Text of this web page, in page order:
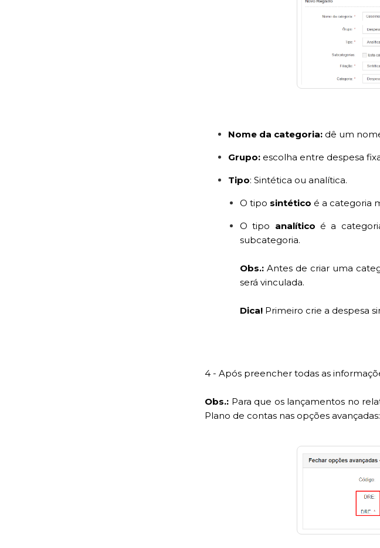
Nome da categoria: dê um
Grupo: escolha entre despesa
Tipo: Sintética ou analítica.
O tipo sintético é a categoria
O tipo analítico é a
subcategoria.
Obs.: Antes de criar uma
será vinculada.
Dica! Primeiro crie a despesa
4 - Após preencher todas as
Obs.: Para que os lançamentos no
Plano de contas nas opções avançadas: